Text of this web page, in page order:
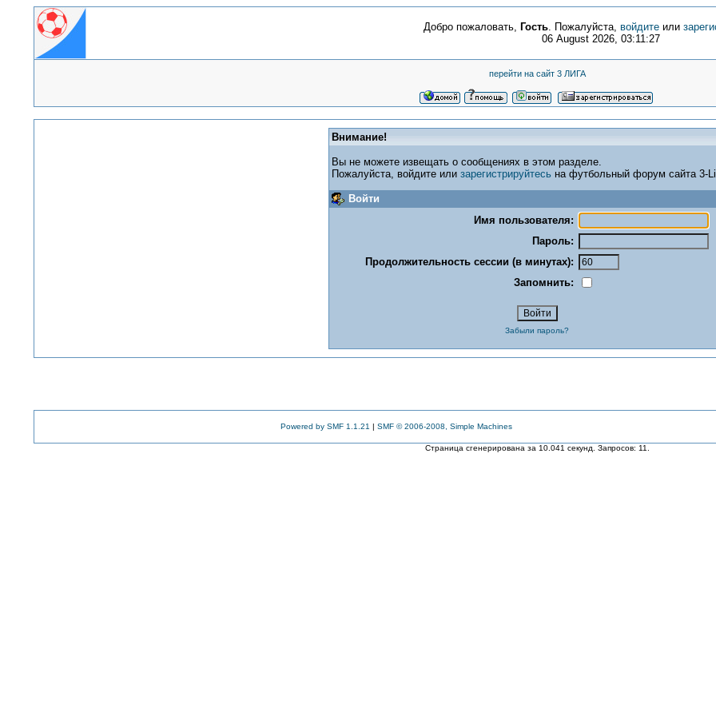
Добро пожаловать, Гость. Пожалуйста, войдите или
06 August 2026, 03:11:27
перейти на сайт 3 ЛИГА
Внимание!
Вы не можете извещать о сообщениях в этом разделе.
Пожалуйста, войдите или зарегистрируйтесь на футбольный форум сайта 3-
Войти
Имя пользователя:
Пароль:
Продолжительность сессии (в минутах):
Запомнить:
Забыли пароль?
Powered by SMF 1.1.21 | SMF © 2006-2008, Simple Machines
Страница сгенерирована за 10.041 секунд. Запросов: 11.